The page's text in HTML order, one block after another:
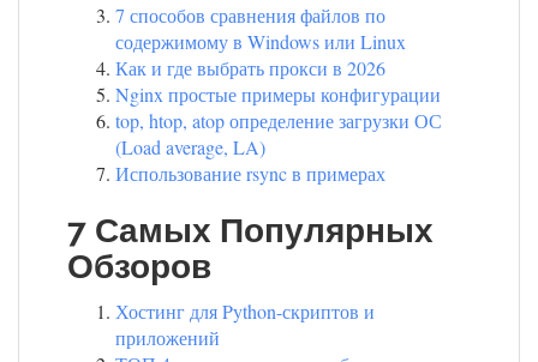
7 способов сравнения файлов по
содержимому в Windows или Linux
Как и где выбрать прокси в 2026
Nginx простые примеры конфигурации
top, htop, atop определение загрузки ОС
(Load average, LA)
Использование rsync в примерах
7 Самых Популярных
Обзоров
Хостинг для Python-скриптов и
приложений